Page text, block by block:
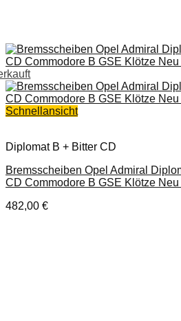
Schnellansicht
Diplomat B + Bitter CD
Bremsscheiben Opel Admiral
CD Commodore B GSE Klötze Neu
482,00 €